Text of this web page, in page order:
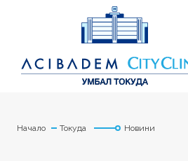
Начало Токуда Новини